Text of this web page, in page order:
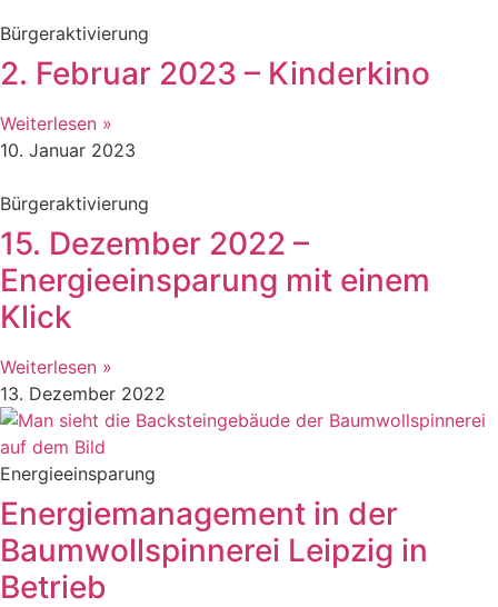
Bürgeraktivierung
2. Februar 2023 – Kinderkino
Weiterlesen »
10. Januar 2023
Bürgeraktivierung
15. Dezember 2022 –
Energieeinsparung mit einem
Klick
Weiterlesen »
13. Dezember 2022
Energieeinsparung
Energiemanagement in der
Baumwollspinnerei Leipzig in
Betrieb